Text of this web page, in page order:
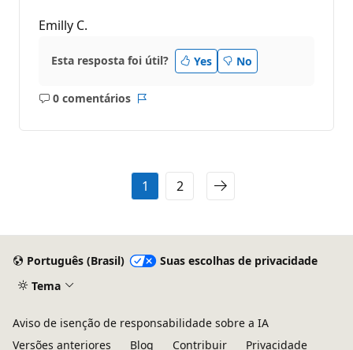
Emilly C.
Esta resposta foi útil? Yes No
0 comentários
Sem
1 2
Português (Brasil)
Suas escolhas de privacidade
Tema
Aviso de isenção de responsabilidade sobre a IA
Versões anteriores
Blog Contribuir Privacidade